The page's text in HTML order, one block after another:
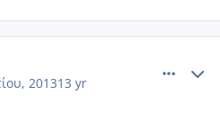
201313 yr